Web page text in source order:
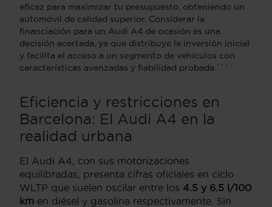
eficaz para maximizar tu presupuesto, obteniendo un
automóvil de calidad superior. Considerar la
financiación para un Audi A4 de ocasión es una
decisión acertada, ya que distribuye la inversión inicial
y facilita el acceso a un segmento de vehículos con
características avanzadas y fiabilidad probada.```
Eficiencia y restricciones en
Barcelona: El Audi A4 en la
realidad urbana
El Audi A4, con sus motorizaciones
equilibradas, presenta cifras oficiales en ciclo
WLTP que suelen oscilar entre los 4.5 y 6.5 l/100
km en diésel y gasolina respectivamente. Sin